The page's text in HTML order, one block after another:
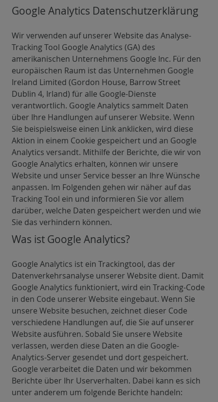
Google Analytics Datenschutzerklärung
Wir verwenden auf unserer Website das Analyse-
Tracking Tool Google Analytics (GA) des
amerikanischen Unternehmens Google Inc. Für den
europäischen Raum ist das Unternehmen Google
Ireland Limited (Gordon House, Barrow Street
Dublin 4, Irland) für alle Google-Dienste
verantwortlich. Google Analytics sammelt Daten
über Ihre Handlungen auf unserer Website. Wenn
Sie beispielsweise einen Link anklicken, wird diese
Aktion in einem Cookie gespeichert und an Google
Analytics versandt. Mithilfe der Berichte, die wir von
Google Analytics erhalten, können wir unsere
Website und unser Service besser an Ihre Wünsche
anpassen. Im Folgenden gehen wir näher auf das
Tracking Tool ein und informieren Sie vor allem
darüber, welche Daten gespeichert werden und wie
Sie das verhindern können.
Was ist Google Analytics?
Google Analytics ist ein Trackingtool, das der
Datenverkehrsanalyse unserer Website dient. Damit
Google Analytics funktioniert, wird ein Tracking-Code
in den Code unserer Website eingebaut. Wenn Sie
unsere Website besuchen, zeichnet dieser Code
verschiedene Handlungen auf, die Sie auf unserer
Website ausführen. Sobald Sie unsere Website
verlassen, werden diese Daten an die Google-
Analytics-Server gesendet und dort gespeichert.
Google verarbeitet die Daten und wir bekommen
Berichte über Ihr Userverhalten. Dabei kann es sich
unter anderem um folgende Berichte handeln: